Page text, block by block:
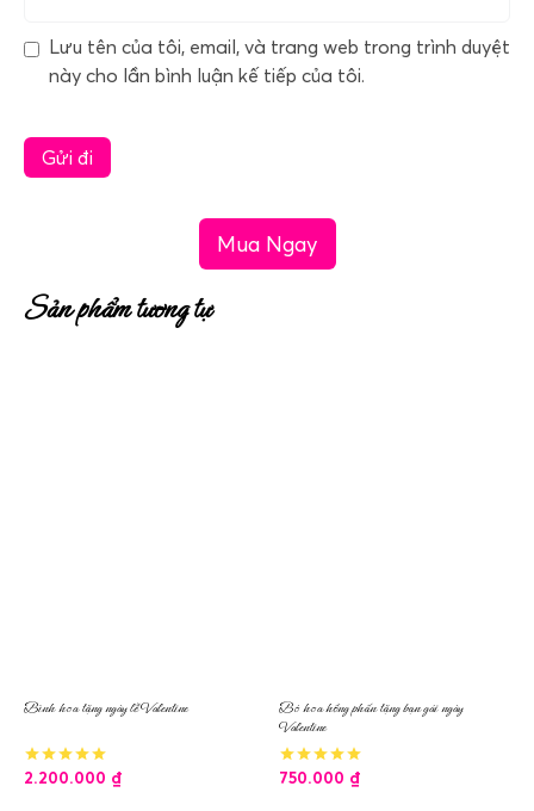
Lưu tên của tôi, email, và trang web trong trình duyệt
này cho lần bình luận kế tiếp của tôi.
Mua Ngay
Sản phẩm tương tự
Bình hoa tặng ngày lễ Valentine
2.200.000 ₫
Bó hoa hồng phấn tặng bạn gái ngày
Valentine
750.000 ₫